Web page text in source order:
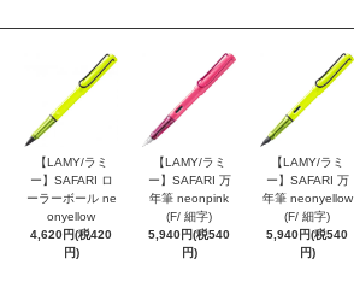
【LAMY/ラミ
ー】SAFARI ロ
ーラーボール ne
onyellow
4,620円(税420
円)
【LAMY/ラミ
ー】SAFARI 万
年筆 neonpink
(F/ 細字)
5,940円(税540
円)
【LAMY/ラミ
ー】SAFARI 万
年筆 neonyellow
(F/ 細字)
5,940円(税540
円)